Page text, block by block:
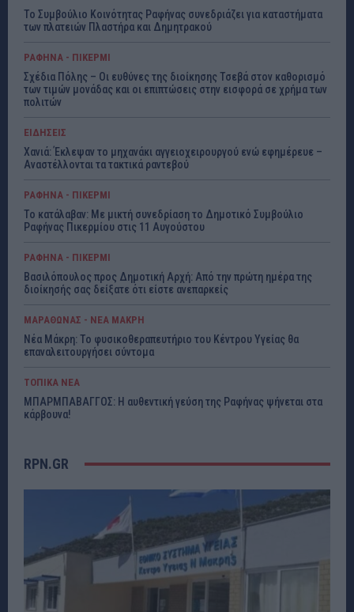
Το Συμβούλιο Κοινότητας Ραφήνας συνεδριάζει για καταστήματα
των πλατειών Πλαστήρα και Δημητρακού
ΡΑΦΗΝΑ - ΠΙΚΕΡΜΙ
Σχέδια Πόλης – Οι ευθύνες της διοίκησης Τσεβά στον καθορισμό
των τιμών μονάδας και οι επιπτώσεις στην εισφορά σε χρήμα των
πολιτών
ΕΙΔΗΣΕΙΣ
Χανιά: Έκλεψαν το μηχανάκι αγγειοχειρουργού ενώ εφημέρευε –
Αναστέλλονται τα τακτικά ραντεβού
ΡΑΦΗΝΑ - ΠΙΚΕΡΜΙ
Το κατάλαβαν: Με μικτή συνεδρίαση το Δημοτικό Συμβούλιο
Ραφήνας Πικερμίου στις 11 Αυγούστου
ΡΑΦΗΝΑ - ΠΙΚΕΡΜΙ
Βασιλόπουλος προς Δημοτική Αρχή: Από την πρώτη ημέρα της
διοίκησής σας δείξατε ότι είστε ανεπαρκείς
ΜΑΡΑΘΩΝΑΣ - ΝΕΑ ΜΑΚΡΗ
Νέα Μάκρη: Το φυσικοθεραπευτήριο του Κέντρου Υγείας θα
επαναλειτουργήσει σύντομα
ΤΟΠΙΚΑ ΝΕΑ
ΜΠΑΡΜΠΑΒΑΓΓΟΣ: Η αυθεντική γεύση της Ραφήνας ψήνεται στα
κάρβουνα!
RPN.GR